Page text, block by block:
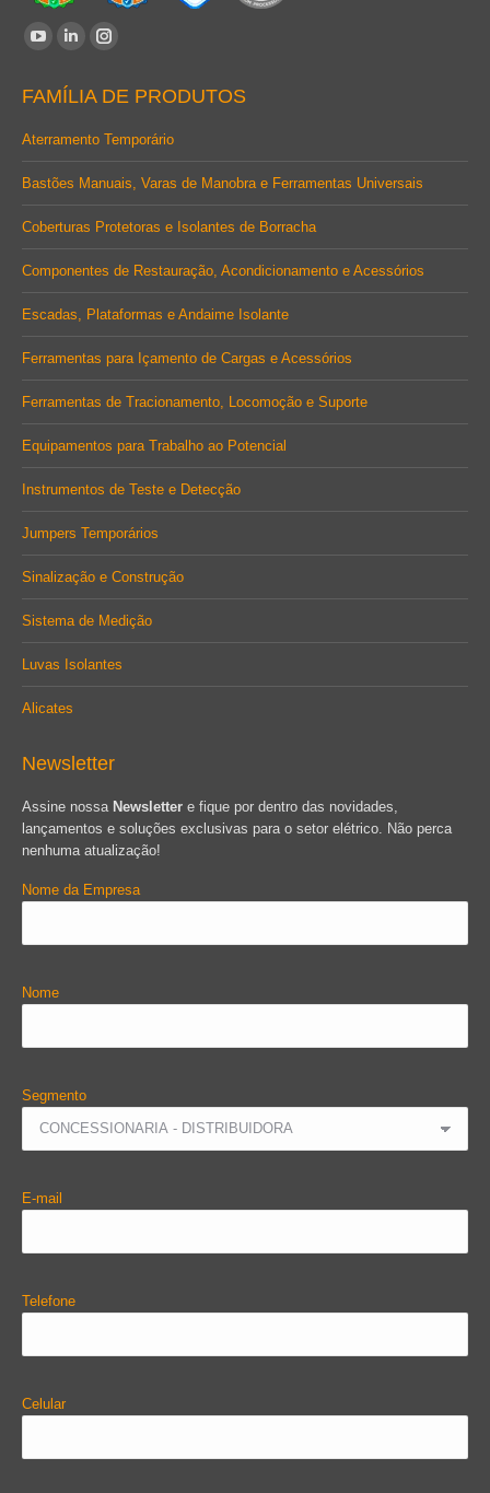
Encontre-nos em:
opens
in
window
Linkedin
opens
in
window
Instagram
opens
in
window
FAMÍLIA DE PRODUTOS
Aterramento Temporário
Bastões Manuais, Varas de Manobra e Ferramentas Universais
Coberturas Protetoras e Isolantes de Borracha
Componentes de Restauração, Acondicionamento e Acessórios
Escadas, Plataformas e Andaime Isolante
Ferramentas para Içamento de Cargas e Acessórios
Ferramentas de Tracionamento, Locomoção e Suporte
Equipamentos para Trabalho ao Potencial
Instrumentos de Teste e Detecção
Jumpers Temporários
Sinalização e Construção
Sistema de Medição
Luvas Isolantes
Alicates
Newsletter
Assine nossa Newsletter e fique por dentro das novidades,
lançamentos e soluções exclusivas para o setor elétrico. Não perca
nenhuma atualização!
Nome da Empresa
Nome
Segmento
E-mail
Telefone
Celular